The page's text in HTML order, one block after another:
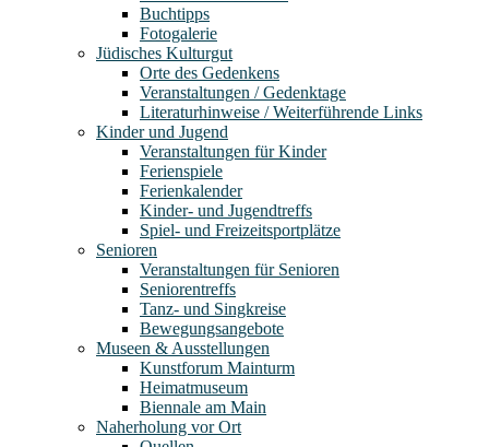
Buchtipps
Fotogalerie
Jüdisches Kulturgut
Orte des Gedenkens
Veranstaltungen / Gedenktage
Literaturhinweise / Weiterführende Links
Kinder und Jugend
Veranstaltungen für Kinder
Ferienspiele
Ferienkalender
Kinder- und Jugendtreffs
Spiel- und Freizeitsportplätze
Senioren
Veranstaltungen für Senioren
Seniorentreffs
Tanz- und Singkreise
Bewegungsangebote
Museen & Ausstellungen
Kunstforum Mainturm
Heimatmuseum
Biennale am Main
Naherholung vor Ort